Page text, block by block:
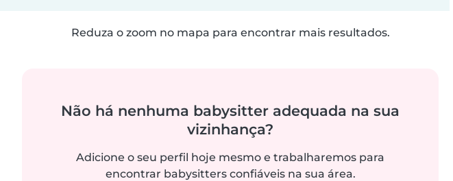
Reduza o zoom no mapa para encontrar mais resultados.
Não há nenhuma babysitter adequada na sua
vizinhança?
Adicione o seu perfil hoje mesmo e trabalharemos para
encontrar babysitters confiáveis na sua área.